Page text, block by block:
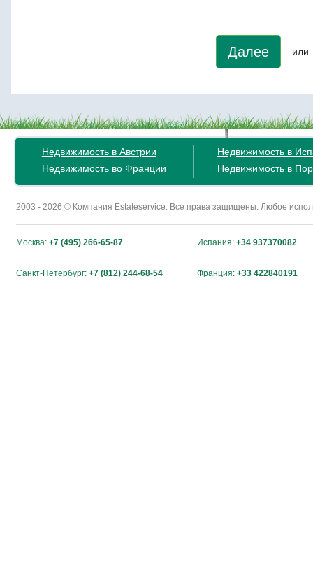
Далее или
Недвижимость в Австрии
Недвижимость во Франции
Недвижимость в
Недвижимость в
2003 - 2026 © Компания Estateservice. Все права защищены. Любое
Москва: +7 (495) 266-65-87 Испания: +34 937370082
Санкт-Петербург: +7 (812) 244-68-54 Франция: +33 422840191